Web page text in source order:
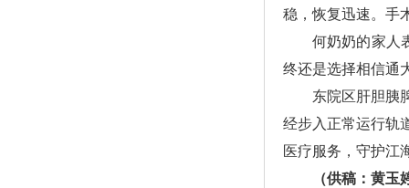
稳，恢复迅速。手
何奶奶的家人
终还是选择相信通
东院区肝胆胰
经步入正常运行轨
医疗服务，守护江
（供稿：黄玉